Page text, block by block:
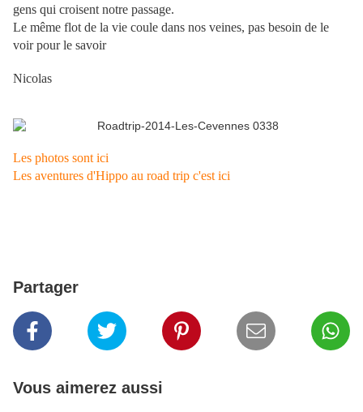
gens qui croisent notre passage.
Le même flot de la vie coule dans nos veines, pas besoin de le
voir pour le savoir
Nicolas
Les photos sont ici
Les aventures d'Hippo au road trip c'est ici
Partager
Vous aimerez aussi